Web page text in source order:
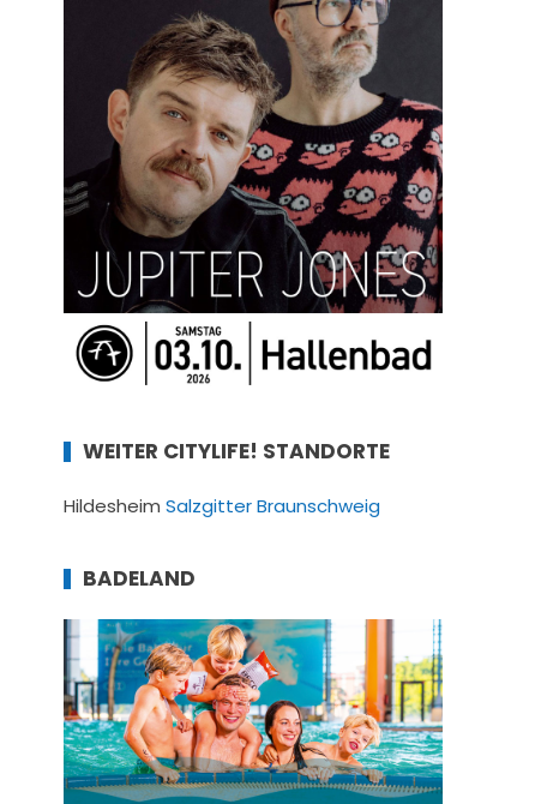
WEITER CITYLIFE! STANDORTE
Hildesheim SalzgitterBraunschweig
BADELAND